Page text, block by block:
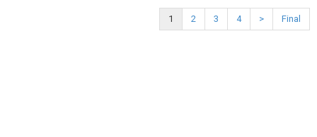
1 2 3 4 > Final